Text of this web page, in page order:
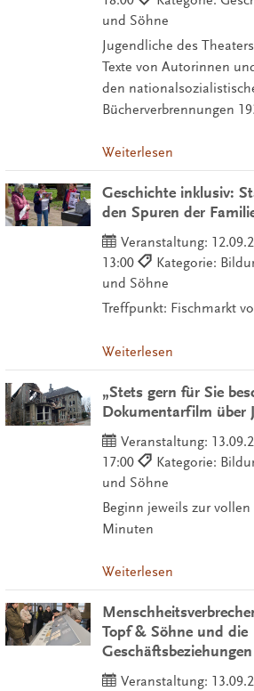
und Söhne
Jugendliche des
Texte von Autorinnen
den
Bücherverbrennungen
Weiterlesen
Geschichte inklusiv:
den Spuren der
Veranstaltung:
13:00
Kategorie:
und Söhne
Treffpunkt: Fischmarkt
Weiterlesen
„Stets gern für Sie
Dokumentarfilm über
Veranstaltung:
17:00
Kategorie:
und Söhne
Beginn jeweils zur
Minuten
Weiterlesen
Topf & Söhne und die
Veranstaltung: